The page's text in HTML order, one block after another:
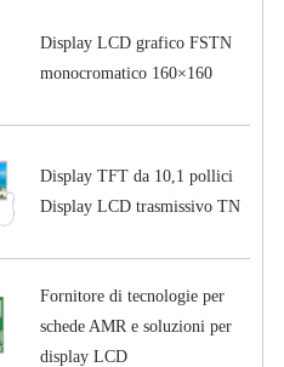
Display LCD grafico FSTN
monocromatico 160×160
Display TFT da 10,1 pollici
Display LCD trasmissivo TN
Fornitore di tecnologie per
schede AMR e soluzioni per
display LCD